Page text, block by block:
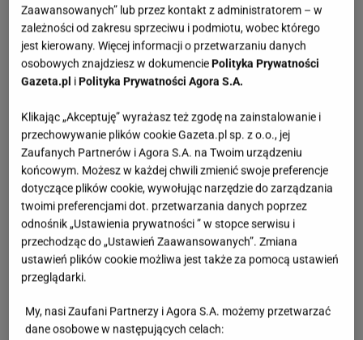
Zaawansowanych” lub przez kontakt z administratorem – w
zależności od zakresu sprzeciwu i podmiotu, wobec którego
jest kierowany. Więcej informacji o przetwarzaniu danych
osobowych znajdziesz w dokumenciePolityka Prywatności
Gazeta.pl iPolityka Prywatności Agora S.A.
Klikając „Akceptuję” wyrażasz też zgodę na zainstalowanie i
przechowywanie plików cookie Gazeta.pl sp. z o.o., jej
Zaufanych Partnerów i Agora S.A. na Twoim urządzeniu
końcowym. Możesz w każdej chwili zmienić swoje preferencje
dotyczące plików cookie, wywołując narzędzie do zarządzania
twoimi preferencjami dot. przetwarzania danych poprzez
odnośnik „Ustawienia prywatności ” w stopce serwisu i
przechodząc do „Ustawień Zaawansowanych”. Zmiana
ustawień plików cookie możliwa jest także za pomocą ustawień
przeglądarki.
My, nasi Zaufani Partnerzy i Agora S.A. możemy przetwarzać
dane osobowe w następujących celach: